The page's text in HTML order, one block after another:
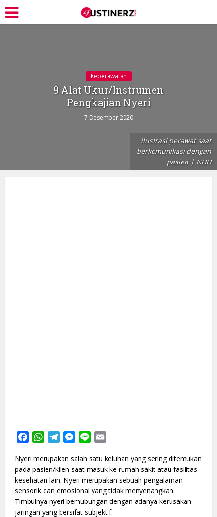
Keperawatan
9 Alat Ukur/Instrumen
Pengkajian Nyeri
7 Desember 2020
ilustrasi perawat saat
berkomunikasi dengan
pasien | NUH
FacebookWhatsApp
TelegramMessenger
Line
Nyeri merupakan salah satu keluhan yang sering ditemukan
pada pasien/klien saat masuk ke rumah sakit atau fasilitas
kesehatan lain. Nyeri merupakan sebuah pengalaman
sensorik dan emosional yang tidak menyenangkan.
Timbulnya nyeri berhubungan dengan adanya kerusakan
jaringan yang bersifat subjektif.